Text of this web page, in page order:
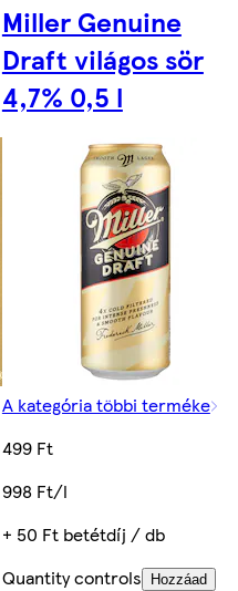
Miller Genuine
Draft világos sör
4,7% 0,5 l
A kategória többi terméke
499 Ft
998 Ft/l
+ 50 Ft betétdíj / db
Quantity controls
Hozzáad